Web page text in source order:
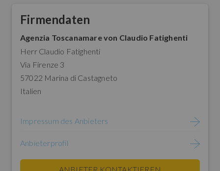
Firmendaten
Agenzia Toscanamare von Claudio Fatighenti
Herr Claudio Fatighenti
Via Firenze 3
57022 Marina di Castagneto
Italien
Impressum des Anbieters
Anbieterprofil
ANBIETER KONTAKTIEREN